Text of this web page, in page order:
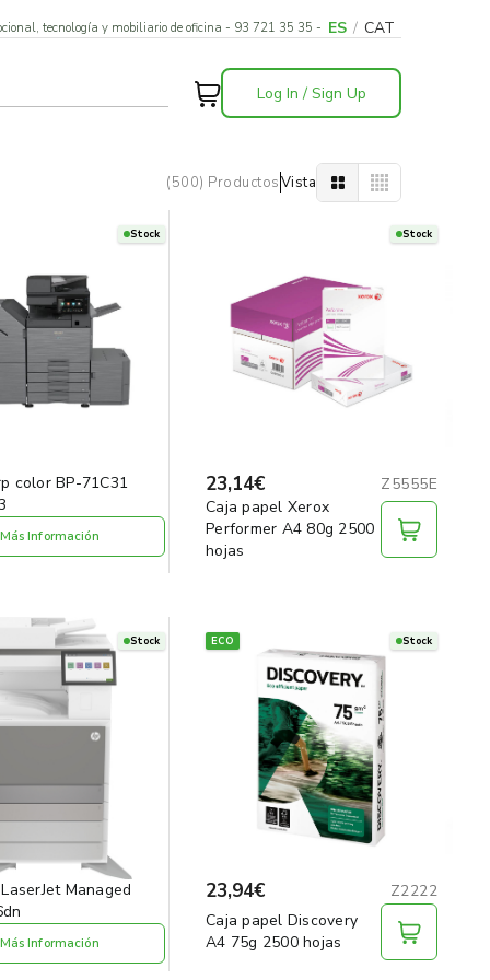
tecnología y mobiliario de oficina - 93 721 35 35 - ES / CAT
Log In / Sign Up
(500) ProductosVista
Stock
color BP-71C31
Más Información
Stock
23,14€
Z5555E
Caja papel Xerox
Performer A4 80g 2500
hojas
Stock
Managed
Más Información
ECO Stock
23,94€
Z2222
Caja papel Discovery
A4 75g 2500 hojas